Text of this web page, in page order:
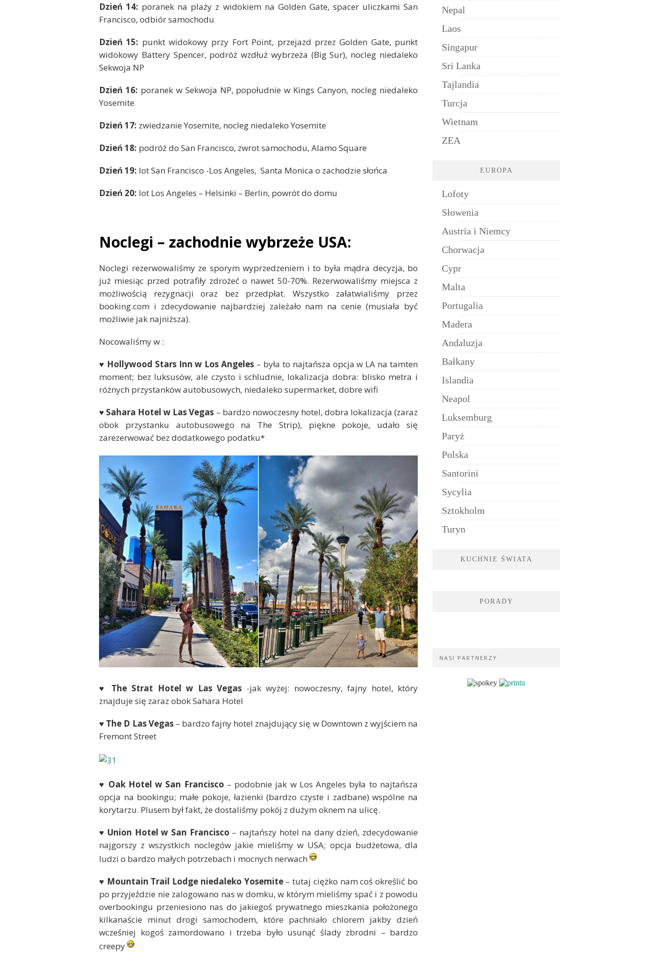
Dzień 14: poranek na plaży z widokiem na Golden Gate, spacer uliczkami San
Francisco, odbiór samochodu
Dzień 15: punkt widokowy przy Fort Point, przejazd przez Golden Gate, punkt
widokowy Battery Spencer, podróż wzdłuż wybrzeża (Big Sur), nocleg niedaleko
Sekwoja NP
Dzień 16: poranek w Sekwoja NP, popołudnie w Kings Canyon, nocleg niedaleko
Yosemite
Dzień 17: zwiedzanie Yosemite, nocleg niedaleko Yosemite
Dzień 18: podróż do San Francisco, zwrot samochodu, Alamo Square
Dzień 19: lot San Francisco -Los Angeles, Santa Monica o zachodzie słońca
Dzień 20: lot Los Angeles – Helsinki – Berlin, powrót do domu
Noclegi – zachodnie wybrzeże USA:
Noclegi rezerwowaliśmy ze sporym wyprzedzeniem i to była mądra decyzja, bo
już miesiąc przed potrafiły zdrożeć o nawet 50-70%. Rezerwowaliśmy miejsca z
możliwością rezygnacji oraz bez przedpłat. Wszystko załatwialiśmy przez
booking.com i zdecydowanie najbardziej zależało nam na cenie (musiała być
możliwie jak najniższa).
Nocowaliśmy w :
♥ Hollywood Stars Inn w Los Angeles – była to najtańsza opcja w LA na tamten
moment; bez luksusów, ale czysto i schludnie, lokalizacja dobra: blisko metra i
różnych przystanków autobusowych, niedaleko supermarket, dobre wifi
♥ Sahara Hotel w Las Vegas – bardzo nowoczesny hotel, dobra lokalizacja (zaraz
obok przystanku autobusowego na The Strip), piękne pokoje, udało się
zarezerwować bez dodatkowego podatku*
♥ The Strat Hotel w Las Vegas -jak wyżej: nowoczesny, fajny hotel, który
znajduje się zaraz obok Sahara Hotel
♥ The D Las Vegas– bardzo fajny hotel znajdujący się w Downtown z wyjściem na
Fremont Street
♥ Oak Hotel w San Francisco – podobnie jak w Los Angeles była to najtańsza
opcja na bookingu; małe pokoje, łazienki (bardzo czyste i zadbane) wspólne na
korytarzu. Plusem był fakt, że dostaliśmy pokój z dużym oknem na ulicę.
♥ Union Hotel w San Francisco – najtańszy hotel na dany dzień, zdecydowanie
najgorszy z wszystkich noclegów jakie mieliśmy w USA; opcja budżetowa, dla
ludzi o bardzo małych potrzebach i mocnych nerwach
♥ Mountain Trail Lodge niedaleko Yosemite– tutaj ciężko nam coś określić bo
po przyjeździe nie zalogowano nas w domku, w którym mieliśmy spać i z powodu
overbookingu przeniesiono nas do jakiegoś prywatnego mieszkania położonego
kilkanaście minut drogi samochodem, które pachniało chlorem jakby dzień
wcześniej kogoś zamordowano i trzeba było usunąć ślady zbrodni – bardzo
creepy
Nepal
Laos
Singapur
Sri Lanka
Tajlandia
Turcja
Wietnam
ZEA
EUROPA
Lofoty
Słowenia
Austria i Niemcy
Chorwacja
Cypr
Malta
Portugalia
Madera
Andaluzja
Bałkany
Islandia
Neapol
Luksemburg
Paryż
Polska
Santorini
Sycylia
Sztokholm
Turyn
KUCHNIE ŚWIATA
PORADY
NASI PARTNERZY